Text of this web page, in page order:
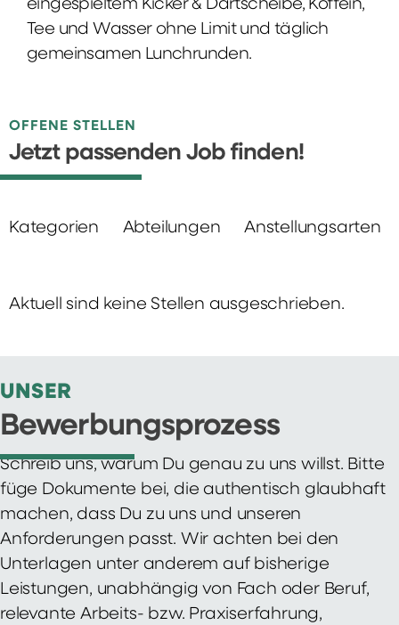
eingespieltem Kicker & Dartscheibe, Koffein,
Tee und Wasser ohne Limit und täglich
gemeinsamen Lunchrunden.
OFFENE STELLEN
Jetzt passenden Job finden!
Kategorien Abteilungen Anstellungsarten
Aktuell sind keine Stellen ausgeschrieben.
UNSER
Bewerbungsprozess
Schreib uns, warum Du genau zu uns willst. Bitte
füge Dokumente bei, die authentisch glaubhaft
machen, dass Du zu uns und unseren
Anforderungen passt. Wir achten bei den
Unterlagen unter anderem auf bisherige
Leistungen, unabhängig von Fach oder Beruf,
relevante Arbeits- bzw. Praxiserfahrung,